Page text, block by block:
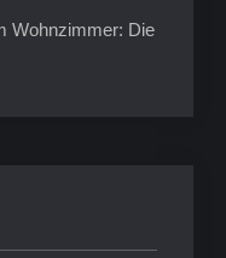
Wohnzimmer: Die